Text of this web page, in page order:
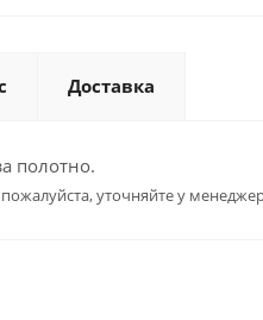
Доставка
полотно.
уточняйте у